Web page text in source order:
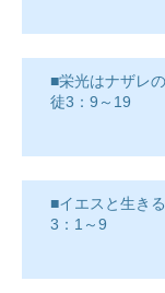
■栄光はナザレ
徒3：9～19
■イエスと生き
3：1～9